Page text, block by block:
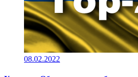
08.02.2022